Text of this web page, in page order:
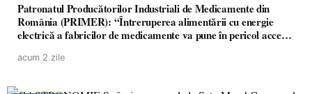
Patronatul Producătorilor Industriali de Medicamente din
România (PRIMER): “Întreruperea alimentării cu energie
electrică a fabricilor de medicamente va pune în pericol accesul
acum 2 zile